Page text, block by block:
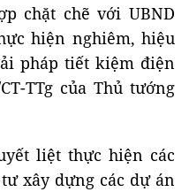
chặt chẽ với UBND
hiện nghiêm, hiệu
pháp tiết kiệm điện
TTg của Thủ tướng
liệt thực hiện các
xây dựng các dự án